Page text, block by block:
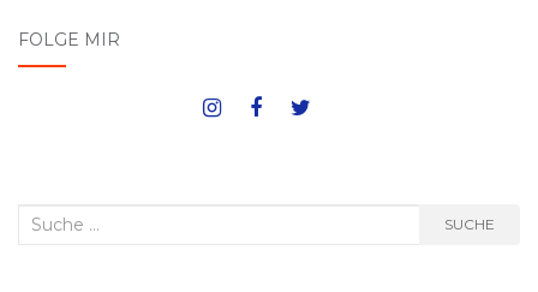
FOLGE MIR
Suche
SUCHE